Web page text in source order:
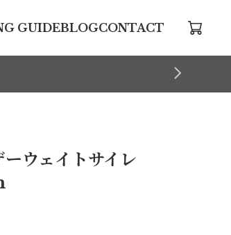
GUIDEBLOGCONTACT
ウェイトサイレ